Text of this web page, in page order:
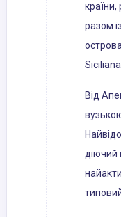
країни,
разом
Від
діючий